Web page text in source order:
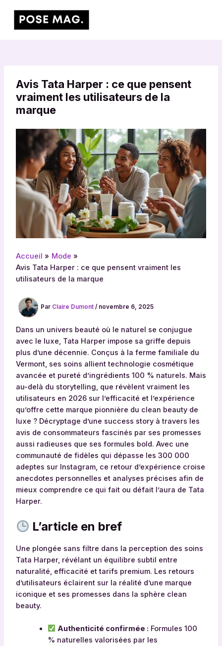
contenu
Avis Tata Harper : ce que pensent
vraiment les utilisateurs de la
marque
Accueil
Mode
Avis Tata Harper : ce que pensent vraiment les
utilisateurs de la marque
Par Claire Dumont / novembre 6, 2025
Dans un univers beauté où le naturel se conjugue
avec le luxe, Tata Harper impose sa griffe depuis
plus d’une décennie. Conçus à la ferme familiale du
Vermont, ses soins allient technologie cosmétique
avancée et pureté d’ingrédients 100 % naturels. Mais
au-delà du storytelling, que révèlent vraiment les
utilisateurs en 2026 sur l’efficacité et l’expérience
qu’offre cette marque pionnière du clean beauty de
luxe ? Décryptage d’une success story à travers les
avis de consommateurs fascinés par ses promesses
aussi radieuses que ses formules bold. Avec une
communauté de fidèles qui dépasse les 300 000
adeptes sur Instagram, ce retour d’expérience croise
anecdotes personnelles et analyses précises afin de
mieux comprendre ce qui fait ou défait l’aura de Tata
Harper.
L’article en bref
Une plongée sans filtre dans la perception des soins
Tata Harper, révélant un équilibre subtil entre
naturalité, efficacité et tarifs premium. Les retours
d’utilisateurs éclairent sur la réalité d’une marque
iconique et ses promesses dans la sphère clean
beauty.
Authenticité confirmée : Formules 100
% naturelles valorisées par les